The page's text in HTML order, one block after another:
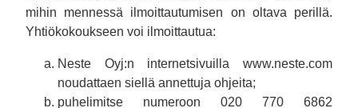
mihin mennessä ilmoittautumisen on oltava perillä.
Yhtiökokoukseen voi ilmoittautua:
Neste Oyj:n internetsivuilla www.neste.com
noudattaen siellä annettuja ohjeita;
puhelimitse numeroon 020 770 6862